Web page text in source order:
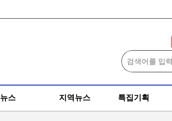
뉴스 지역뉴스 특집기획